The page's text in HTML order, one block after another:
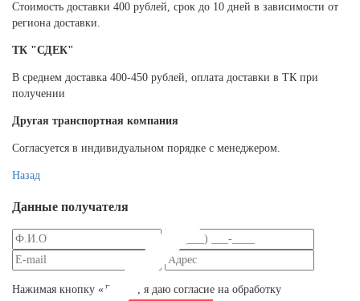
Cтоимость доставки 400 рублей, срок до 10 дней в зависимости от
региона доставки.
ТК "СДЕК"
В среднем доставка 400-450 рублей, оплата доставки в ТК при
получении
Другая транспортная компания
Согласуется в индивидуальном порядке с менеджером.
Назад
Данные получателя
Нажимая кнопку «Далее», я даю согласие на обработку